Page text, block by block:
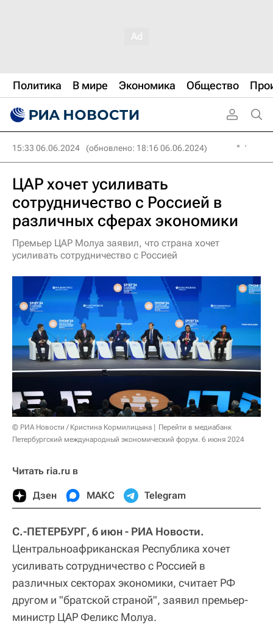
Политика В мире Экономика Общество
15:33 06.06.2024 (обновлено: 18:16 06.06.2024)
ЦАР хочет усиливать
сотрудничество с Россией в
различных сферах экономики
Премьер ЦАР Молуа заявил, что страна хочет
усиливать сотрудничество с Россией
© РИА Новости / Кристина Кормилицына
Перейти в медиабанк
Петербургский международный экономический форум. 6 июня 2024
Читать ria.ru в
Дзен МАКС Telegram
С.-ПЕТЕРБУРГ, 6 июн - РИА Новости.
Центральноафриканская Республика хочет
усиливать сотрудничество с Россией в
различных секторах экономики, считает РФ
другом и "братской страной", заявил премьер-
министр ЦАР Феликс Молуа.